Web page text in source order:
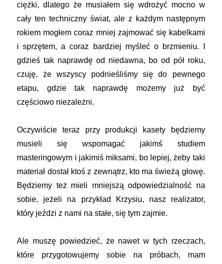
ciężki, dlatego że musiałem się wdrożyć mocno w
cały ten techniczny świat, ale z każdym następnym
rokiem mogłem coraz mniej zajmować się kabelkami
i sprzętem, a coraz bardziej myśleć o brzmieniu. I
gdzieś tak naprawdę od niedawna, bo od pół roku,
czuję, że wszyscy podnieśliśmy się do pewnego
etapu, gdzie tak naprawdę możemy już być
częściowo niezależni.
Oczywiście teraz przy produkcji kasety będziemy
musieli się wspomagać jakimś studiem
masteringowym i jakimiś miksami, bo lepiej, żeby taki
materiał dostał ktoś z zewnątrz, kto ma świeżą głowę.
Będziemy też mieli mniejszą odpowiedzialność na
sobie, jeżeli na przykład Krzysiu, nasz realizator,
który jeździ z nami na stałe, się tym zajmie.
Ale muszę powiedzieć, że nawet w tych rzeczach,
które przygotowujemy sobie na próbach, mam